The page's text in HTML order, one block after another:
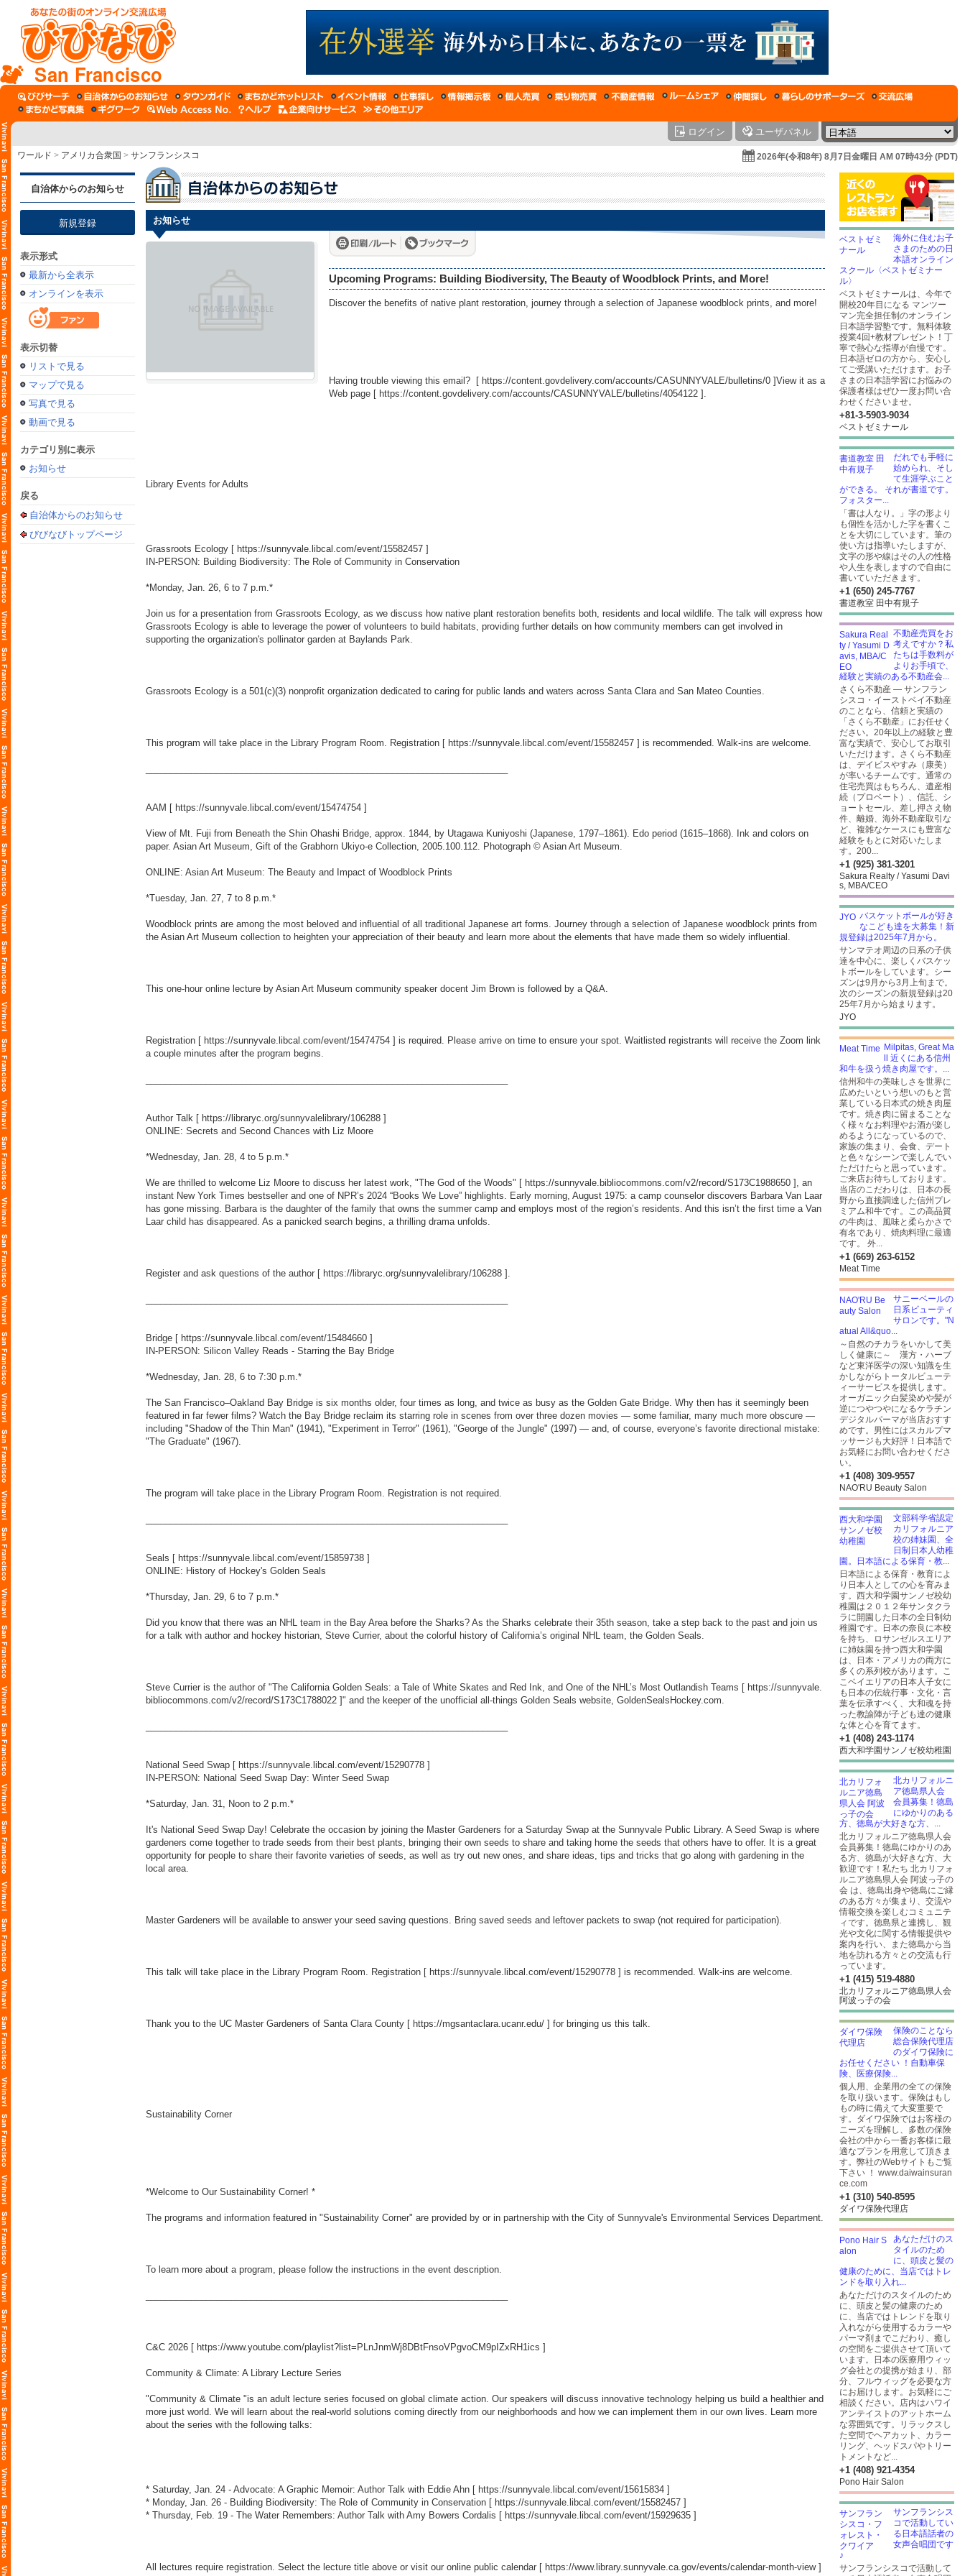
San Francisco
ログイン ユーザパネル
ワールド > アメリカ合衆国 > サンフランシスコ 2026年(令和8年) 8月7日金曜日 AM 07時43分 (PDT)
自治体からのお知らせ
新規登録
表示形式
最新から全表示
オンラインを表示
表示切替
リストで見る
マップで見る
写真で見る
動画で見る
カテゴリ別に表示
お知らせ
戻る
自治体からのお知らせ
びびなびトップページ
お知らせ
Upcoming Programs: Building Biodiversity, The Beauty of Woodblock Prints, and More!
Discover the benefits of native plant restoration, journey through a selection of Japanese woodblock prints, and more!
Having trouble viewing this email? [ https://content.govdelivery.com/accounts/CASUNNYVALE/bulletins/0 ]View it as a
Web page [ https://content.govdelivery.com/accounts/CASUNNYVALE/bulletins/4054122 ].
Library Events for Adults
Grassroots Ecology [ https://sunnyvale.libcal.com/event/15582457 ]
IN-PERSON: Building Biodiversity: The Role of Community in Conservation
*Monday, Jan. 26, 6 to 7 p.m.*
Join us for a presentation from Grassroots Ecology, as we discuss how native plant restoration benefits both, residents and local wildlife. The talk will express how
Grassroots Ecology is able to leverage the power of volunteers to build habitats, providing further details on how community members can get involved in
supporting the organization's pollinator garden at Baylands Park.
Grassroots Ecology is a 501(c)(3) nonprofit organization dedicated to caring for public lands and waters across Santa Clara and San Mateo Counties.
This program will take place in the Library Program Room. Registration [ https://sunnyvale.libcal.com/event/15582457 ] is recommended. Walk-ins are welcome.
AAM [ https://sunnyvale.libcal.com/event/15474754 ]
View of Mt. Fuji from Beneath the Shin Ohashi Bridge, approx. 1844, by Utagawa Kuniyoshi (Japanese, 1797–1861). Edo period (1615–1868). Ink and colors on
paper. Asian Art Museum, Gift of the Grabhorn Ukiyo-e Collection, 2005.100.112. Photograph © Asian Art Museum.
ONLINE: Asian Art Museum: The Beauty and Impact of Woodblock Prints
*Tuesday, Jan. 27, 7 to 8 p.m.*
Woodblock prints are among the most beloved and influential of all traditional Japanese art forms. Journey through a selection of Japanese woodblock prints from
the Asian Art Museum collection to heighten your appreciation of their beauty and learn more about the elements that have made them so widely influential.
This one-hour online lecture by Asian Art Museum community speaker docent Jim Brown is followed by a Q&A.
Registration [ https://sunnyvale.libcal.com/event/15474754 ] is required. Please arrive on time to ensure your spot. Waitlisted registrants will receive the Zoom link
a couple minutes after the program begins.
Author Talk [ https://libraryc.org/sunnyvalelibrary/106288 ]
ONLINE: Secrets and Second Chances with Liz Moore
*Wednesday, Jan. 28, 4 to 5 p.m.*
We are thrilled to welcome Liz Moore to discuss her latest work, "The God of the Woods" [ https://sunnyvale.bibliocommons.com/v2/record/S173C1988650 ], an
instant New York Times bestseller and one of NPR’s 2024 “Books We Love” highlights. Early morning, August 1975: a camp counselor discovers Barbara Van Laar
has gone missing. Barbara is the daughter of the family that owns the summer camp and employs most of the region’s residents. And this isn’t the first time a Van
Laar child has disappeared. As a panicked search begins, a thrilling drama unfolds.
Register and ask questions of the author [ https://libraryc.org/sunnyvalelibrary/106288 ].
Bridge [ https://sunnyvale.libcal.com/event/15484660 ]
IN-PERSON: Silicon Valley Reads - Starring the Bay Bridge
*Wednesday, Jan. 28, 6 to 7:30 p.m.*
The San Francisco–Oakland Bay Bridge is six months older, four times as long, and twice as busy as the Golden Gate Bridge. Why then has it seemingly been
featured in far fewer films? Watch the Bay Bridge reclaim its starring role in scenes from over three dozen movies — some familiar, many much more obscure —
including "Shadow of the Thin Man" (1941), "Experiment in Terror" (1961), "George of the Jungle" (1997) — and, of course, everyone’s favorite directional mistake:
"The Graduate" (1967).
The program will take place in the Library Program Room. Registration is not required.
Seals [ https://sunnyvale.libcal.com/event/15859738 ]
ONLINE: History of Hockey's Golden Seals
*Thursday, Jan. 29, 6 to 7 p.m.*
Did you know that there was an NHL team in the Bay Area before the Sharks? As the Sharks celebrate their 35th season, take a step back to the past and join us
for a talk with author and hockey historian, Steve Currier, about the colorful history of California’s original NHL team, the Golden Seals.
Steve Currier is the author of "The California Golden Seals: a Tale of White Skates and Red Ink, and One of the NHL’s Most Outlandish Teams [ https://sunnyvale.
bibliocommons.com/v2/record/S173C1788022 ]" and the keeper of the unofficial all-things Golden Seals website, GoldenSealsHockey.com.
National Seed Swap [ https://sunnyvale.libcal.com/event/15290778 ]
IN-PERSON: National Seed Swap Day: Winter Seed Swap
*Saturday, Jan. 31, Noon to 2 p.m.*
It's National Seed Swap Day! Celebrate the occasion by joining the Master Gardeners for a Saturday Swap at the Sunnyvale Public Library. A Seed Swap is where
gardeners come together to trade seeds from their best plants, bringing their own seeds to share and taking home the seeds that others have to offer. It is a great
opportunity for people to share their favorite varieties of seeds, as well as try out new ones, and share ideas, tips and tricks that go along with gardening in the
local area.
Master Gardeners will be available to answer your seed saving questions. Bring saved seeds and leftover packets to swap (not required for participation).
This talk will take place in the Library Program Room. Registration [ https://sunnyvale.libcal.com/event/15290778 ] is recommended. Walk-ins are welcome.
Thank you to the UC Master Gardeners of Santa Clara County [ https://mgsantaclara.ucanr.edu/ ] for bringing us this talk.
Sustainability Corner
*Welcome to Our Sustainability Corner! *
The programs and information featured in "Sustainability Corner" are provided by or in partnership with the City of Sunnyvale's Environmental Services Department.
To learn more about a program, please follow the instructions in the event description.
C&C 2026 [ https://www.youtube.com/playlist?list=PLnJnmWj8DBtFnsoVPgvoCM9pIZxRH1ics ]
Community & Climate: A Library Lecture Series
"Community & Climate "is an adult lecture series focused on global climate action. Our speakers will discuss innovative technology helping us build a healthier and
more just world. We will learn about the real-world solutions coming directly from our neighborhoods and how we can implement them in our own lives. Learn more
about the series with the following talks:
* Saturday, Jan. 24 - Advocate: A Graphic Memoir: Author Talk with Eddie Ahn [ https://sunnyvale.libcal.com/event/15615834 ]
* Monday, Jan. 26 - Building Biodiversity: The Role of Community in Conservation [ https://sunnyvale.libcal.com/event/15582457 ]
* Thursday, Feb. 19 - The Water Remembers: Author Talk with Amy Bowers Cordalis [ https://sunnyvale.libcal.com/event/15929635 ]
All lectures require registration. Select the lecture title above or visit our online public calendar [ https://www.library.sunnyvale.ca.gov/events/calendar-month-view]
海外に住むお子
さまのための日
本語オンライン
スクール〈ベストゼミナー
ル〉
ベストゼミナールは、今年で
開校20年目になる マンツー
マン完全担任制のオンライン
日本語学習塾です。無料体験
授業4回+教材プレゼント！丁
寧で熱心な指導が自慢です。
日本語ゼロの方から、安心し
てご受講いただけます。お子
さまの日本語学習にお悩みの
保護者様はぜひ一度お問い合
わせくださいませ。
+81-3-5903​-9034
ベストゼミナール
だれでも手軽に
始められ、そし
て生涯学ぶこと
ができる。 それが書道です。
フォスター...
「書は人なり。」字の形より
も個性を活かした字を書くこ
とを大切にしています。筆の
使い方は指導いたしますが、
文字の形や線はその人の性格
や人生を表しますので自由に
書いていただきます。
+1 (650) 245-7767
書道教室 田中有規子
不動産売買をお
考えですか？私
たちは手数料が
よりお手頃で、
経験と実績のある不動産会...
さくら不動産 — サンフラン
シスコ・イーストベイ不動産
のことなら、信頼と実績の
「さくら不動産」にお任せく
ださい。20年以上の経験と豊
富な実績で、安心してお取引
いただけます。さくら不動産
は、デイビスやすみ（康美）
が率いるチームです。通常の
住宅売買はもちろん、遺産相
続（プロベート）、信託、シ
ョートセール、差し押さえ物
件、離婚、海外不動産取引な
ど、複雑なケースにも豊富な
経験をもとに対応いたしま
す。200...
+1 (925) 381-3201
Sakura Realty / Yasumi Davi
s, MBA/CEO
バスケットボールが好き
なこども達を大募集！新
規登録は2025年7月から。
サンマテオ周辺の日系の子供
達を中心に、楽しくバスケッ
トボールをしています。シー
ズンは9月から3月上旬まで。
次のシーズンの新規登録は20
25年7月から始まります。
JYO
Milpitas, Great Ma
ll 近くにある信州
和牛を扱う焼き肉屋です。...
信州和牛の美味しさを世界に
広めたいという想いのもと営
業している日本式の焼き肉屋
です。焼き肉に留まることな
く様々なお料理やお酒が楽し
めるようになっているので、
家族の集まり、会食、デート
と色々なシーンで楽しんでい
ただけたらと思っています。
ご来店お待ちしております。
当店のこだわりは、日本の長
野から直接調達した信州プレ
ミアム和牛です。この高品質
の牛肉は、風味と柔らかさで
有名であり、焼肉料理に最適
です。 外...
+1 (669) 263-6152
Meat Time
サニーベールの
日系ビューティ
サロンです。"N
atual All&quo...
～自然のチカラをいかして美
しく健康に～ 漢方・ハーブ
など東洋医学の深い知識を生
かしながらトータルビューテ
ィーサービスを提供します。
オーガニック白髪染めや髪が
逆につやつやになるケラチン
デジタルパーマが当店おすす
めです。男性にはスカルプマ
ッサージも大好評！日本語で
お気軽にお問い合わせくださ
い。
+1 (408) 309-9557
NAO'RU Beauty Salon
文部科学省認定
カリフォルニア
校の姉妹園、全
日制日本人幼稚
園。日本語による保育・教...
日本語による保育・教育によ
り日本人としての心を育みま
す。西大和学園サンノゼ校幼
稚園は２０１２年サンタクラ
ラに開園した日本の全日制幼
稚園です。日本の奈良に本校
を持ち、ロサンゼルスエリア
に姉妹園を持つ西大和学園
は、日本・アメリカの両方に
多くの系列校があります。こ
こベイエリアの日本人子女に
も日本の伝統行事・文化・言
葉を伝承すべく、大和魂を持
った教諭陣が子ども達の健康
な体と心を育てます。
+1 (408) 243-1174
西大和学園サンノゼ校幼稚園
北カリフォルニ
ア徳島県人会
会員募集！徳島
にゆかりのある
方、徳島が大好きな方、...
北カリフォルニア徳島県人会
会員募集！徳島にゆかりのあ
る方、徳島が大好きな方、大
歓迎です！私たち 北カリフォ
ルニア徳島県人会 阿波っ子の
会 は、徳島出身や徳島にご縁
のある方々が集まり、交流や
情報交換を楽しむコミュニテ
ィです。徳島県と連携し、観
光や文化に関する情報提供や
案内を行い、また徳島から当
地を訪れる方々との交流も行
っています。
+1 (415) 519-4880
北カリフォルニア徳島県人会
阿波っ子の会
保険のことなら
総合保険代理店
のダイワ保険に
お任せください ！自動車保
険、医療保険...
個人用、企業用の全ての保険
を取り扱います。保険はもし
もの時に備えて大変重要で
す。ダイワ保険ではお客様の
ニーズを理解し、多数の保険
会社の中から一番お客様に最
適なプランを用意して頂きま
す。弊社のWebサイトもご覧
下さい ！ www.daiwainsuran
ce.com
+1 (310) 540-8595
ダイワ保険代理店
あなただけのス
タイルのため
に、頭皮と髪の
健康のために、当店ではトレ
ンドを取り入れ...
あなただけのスタイルのため
に、頭皮と髪の健康のため
に、当店ではトレンドを取り
入れながら使用するカラーや
パーマ剤までこだわり、癒し
の空間をご提供させて頂いて
います。日本の医療用ウィッ
グ会社との提携が始まり、部
分、フルウィッグを必要な方
にお届けします。お気軽にご
相談ください。店内はハワイ
アンテイストのアットホーム
な雰囲気です。リラックスし
た空間でヘアカット、カラー
リング、ヘッドスパやトリー
トメントなど...
+1 (408) 921-4354
Pono Hair Salon
サンフランシス
コで活動してい
る日本語話者の
女声合唱団です
♪
サンフランシスコで活動して